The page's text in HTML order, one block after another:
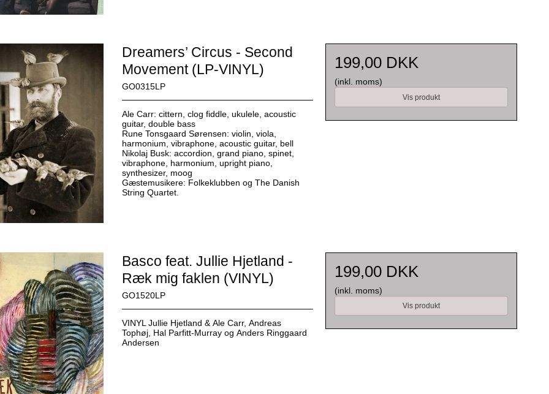
Dreamers’ Circus - Second
Movement (LP-VINYL)
GO0315LP
Ale Carr: cittern, clog fiddle, ukulele, acoustic
guitar, double bass
Rune Tonsgaard Sørensen: violin, viola,
harmonium, vibraphone, acoustic guitar, bell
Nikolaj Busk: accordion, grand piano, spinet,
vibraphone, harmonium, upright piano,
synthesizer, moog
Gæstemusikere: Folkeklubben og The Danish
String Quartet.
199,00 DKK
(inkl. moms)
Vis produkt
Basco feat. Jullie Hjetland -
Ræk mig faklen (VINYL)
GO1520LP
VINYL Jullie Hjetland & Ale Carr, Andreas
Tophøj, Hal Parfitt-Murray og Anders Ringgaard
Andersen
199,00 DKK
(inkl. moms)
Vis produkt